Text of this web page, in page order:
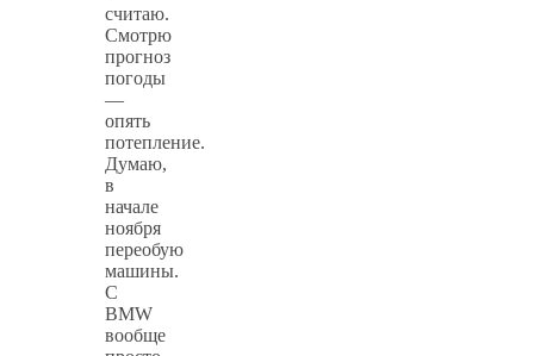
считаю.
Смотрю
прогноз
погоды
—
опять
потепление.
Думаю,
в
начале
ноября
переобую
машины.
С
BMW
вообще